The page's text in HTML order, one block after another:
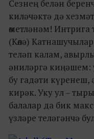
Сезнең белән
киләчәктә дә
өметләнәм!
(Көлә)
теләп калам,
әниләргә киңәшем:
бу гадәти күренеш,
кирәк. Уку ул –
балалар да бик
үзләре теләгәнчә